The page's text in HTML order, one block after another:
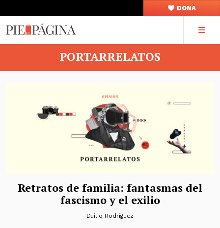
DONA
PORTARRELATOS
Retratos de familia: fantasmas del
fascismo y el exilio
Duilio Rodríguez